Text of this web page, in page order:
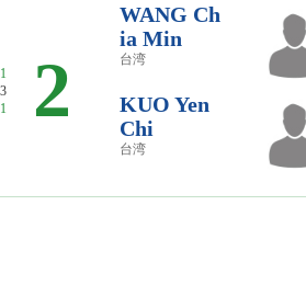
2
WANG Ch
ia Min
台湾
KUO Yen
Chi
台湾